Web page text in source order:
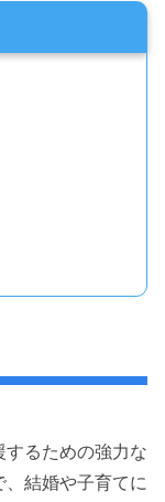
るための強力な
結婚や子育てに